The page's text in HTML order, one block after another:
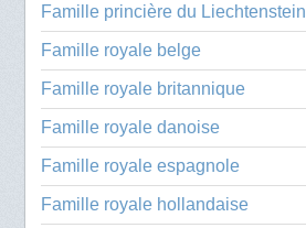
Famille princière du Liechtenstein
Famille royale belge
Famille royale britannique
Famille royale danoise
Famille royale espagnole
Famille royale hollandaise